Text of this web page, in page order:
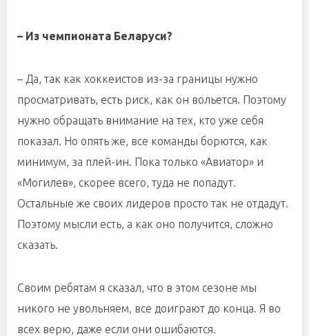
– Из чемпионата Беларуси?
– Да, так как хоккеистов из-за границы нужно
просматривать, есть риск, как он вольется. Поэтому
нужно обращать внимание на тех, кто уже себя
показал. Но опять же, все команды борются, как
минимум, за плей-ин. Пока только «Авиатор» и
«Могилев», скорее всего, туда не попадут.
Остальные же своих лидеров просто так не отдадут.
Поэтому мысли есть, а как оно получится, сложно
сказать.
Своим ребятам я сказал, что в этом сезоне мы
никого не увольняем, все доиграют до конца. Я во
всех верю, даже если они ошибаются.